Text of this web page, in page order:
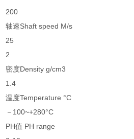
200
轴速Shaft speed M/s
25
2
密度Density g/cm3
1.4
温度Temperature °C
－100~+280°C
PH值 PH range